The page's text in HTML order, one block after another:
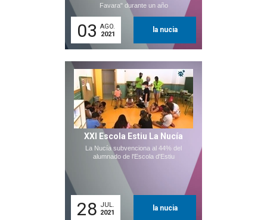
Favara" durante un año
03 AGO.
2021
la nucia
XXI Escola Estiu La Nucía
La Nucía subvenciona al 44% del
alumnado de l'Escola d'Estiu
28 JUL.
2021
la nucia